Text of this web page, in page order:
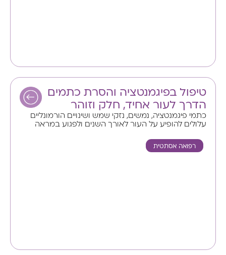
טיפול בפיגמנטציה והסרת כתמים
הדרך לעור אחיד, חלק וזוהר
כתמי פיגמנטציה, נמשים, נזקי שמש ושינויים הורמונליים
עלולים להופיע על העור לאורך השנים ולפגוע במראה
רפואה אסתטית